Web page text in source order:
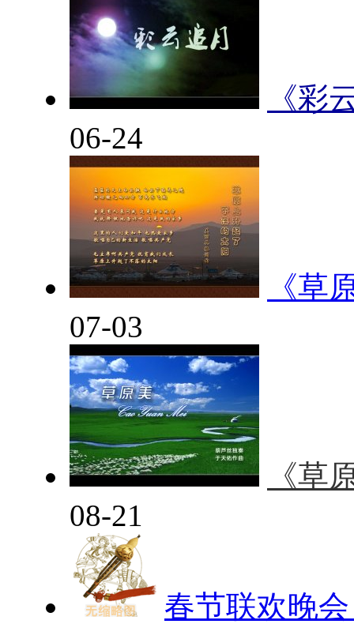
《彩
06-24
《草
07-03
《草
08-21
春节联欢晚